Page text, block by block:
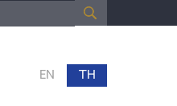
EN TH